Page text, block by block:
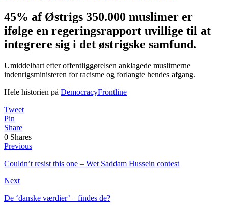
45% af Østrigs 350.000 muslimer er
ifølge en regeringsrapport uvillige til at
integrere sig i det østrigske samfund.
Umiddelbart efter offentliggørelsen anklagede muslimerne
indenrigsministeren for racisme og forlangte hendes afgang.
Hele historien på DemocracyFrontline
Tweet
Pin
Share
0 Shares
Previous
Couldn’t resist this one – Wet Saddam Hussein contest
Next
De ‘danske værdier’ – findes de?